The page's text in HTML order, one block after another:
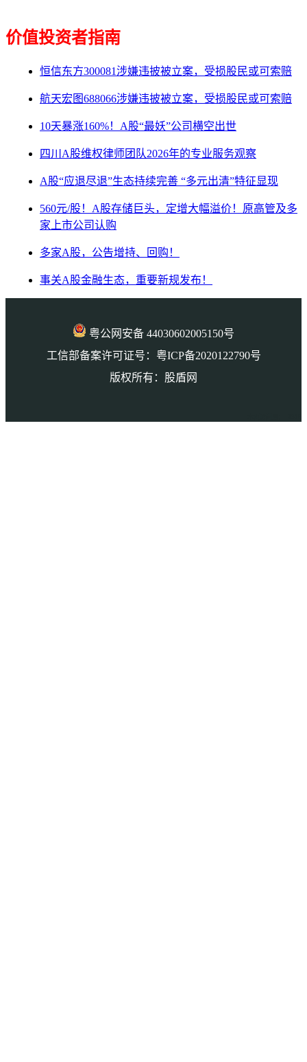
价值投资者指南
恒信东方300081涉嫌违披被立案，受损股民或可索赔
航天宏图688066涉嫌违披被立案，受损股民或可索赔
10天暴涨160%！A股“最妖”公司横空出世
四川A股维权律师团队2026年的专业服务观察
A股“应退尽退”生态持续完善 “多元出清”特征显现
560元/股！A股存储巨头，定增大幅溢价！原高管及多
家上市公司认购
多家A股，公告增持、回购！
事关A股金融生态，重要新规发布！
粤公网安备 44030602005150号
工信部备案许可证号：粤ICP备2020122790号
版权所有：股盾网